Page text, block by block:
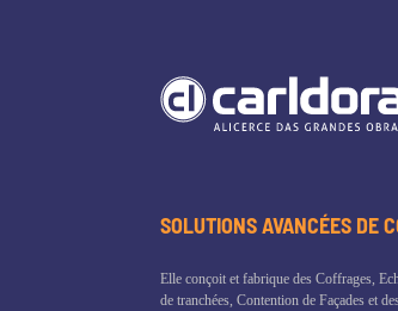
SOLUTIONS AVANCÉES DE
Elle conçoit et fabrique des Coffrages,
de tranchées, Contention de Façades et